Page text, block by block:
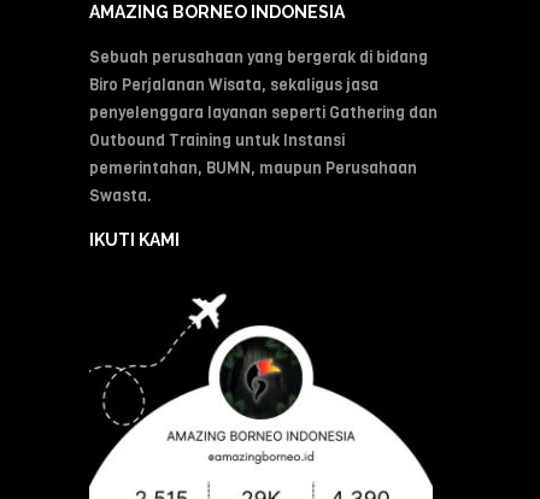
AMAZING BORNEO INDONESIA
Sebuah perusahaan yang bergerak di bidang
Biro Perjalanan Wisata, sekaligus jasa
penyelenggara layanan seperti Gathering dan
Outbound Training untuk Instansi
pemerintahan, BUMN, maupun Perusahaan
Swasta.
IKUTI KAMI